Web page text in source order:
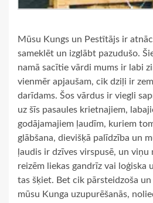
Mūsu Kungs un Pestītājs ir
sameklēt un izglābt pazudušo.
namā sacītie vārdi mums ir labi
vienmēr apjaušam, cik dziļi ir
darīdams. Šos vārdus ir viegli
uz šīs pasaules krietnajiem,
godājamajiem ļaudīm, kuriem
glābšana, dievišķā palīdzība un
ļaudis ir dzīves virspusē, un viņu
reizēm liekas gandrīz vai loģiska
tas šķiet. Bet cik pārsteidzoša
mūsu Kunga uzupurēšanās,